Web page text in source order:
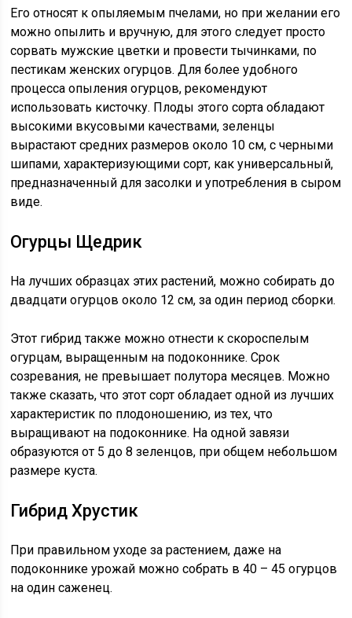
Его относят к опыляемым пчелами, но при желании его
можно опылить и вручную, для этого следует просто
сорвать мужские цветки и провести тычинками, по
пестикам женских огурцов. Для более удобного
процесса опыления огурцов, рекомендуют
использовать кисточку. Плоды этого сорта обладают
высокими вкусовыми качествами, зеленцы
вырастают средних размеров около 10 см, с черными
шипами, характеризующими сорт, как универсальный,
предназначенный для засолки и употребления в сыром
виде.
Огурцы Щедрик
На лучших образцах этих растений, можно собирать до
двадцати огурцов около 12 см, за один период сборки.
Этот гибрид также можно отнести к скороспелым
огурцам, выращенным на подоконнике. Срок
созревания, не превышает полутора месяцев. Можно
также сказать, что этот сорт обладает одной из лучших
характеристик по плодоношению, из тех, что
выращивают на подоконнике. На одной завязи
образуются от 5 до 8 зеленцов, при общем небольшом
размере куста.
Гибрид Хрустик
При правильном уходе за растением, даже на
подоконнике урожай можно собрать в 40 – 45 огурцов
на один саженец.